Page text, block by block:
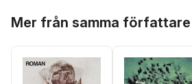
Mer från samma författare